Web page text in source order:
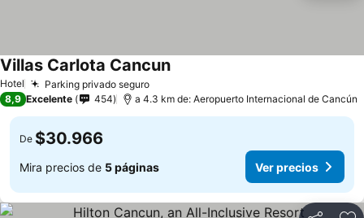
Hotel Parking privado seguro
Villas Carlota Cancun
8,9 Excelente 454 a 4.3 km de: Aeropuerto Internacional de Cancún
De $30.966
Mira precios de 5 páginas Ver precios